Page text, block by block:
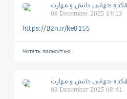
جهانی دانش و مهارت
08 December 2025 14:13
https://B2n.ir/ke8155
Читать полностью…
جهانی دانش و مهارت
03 December 2025 08:41